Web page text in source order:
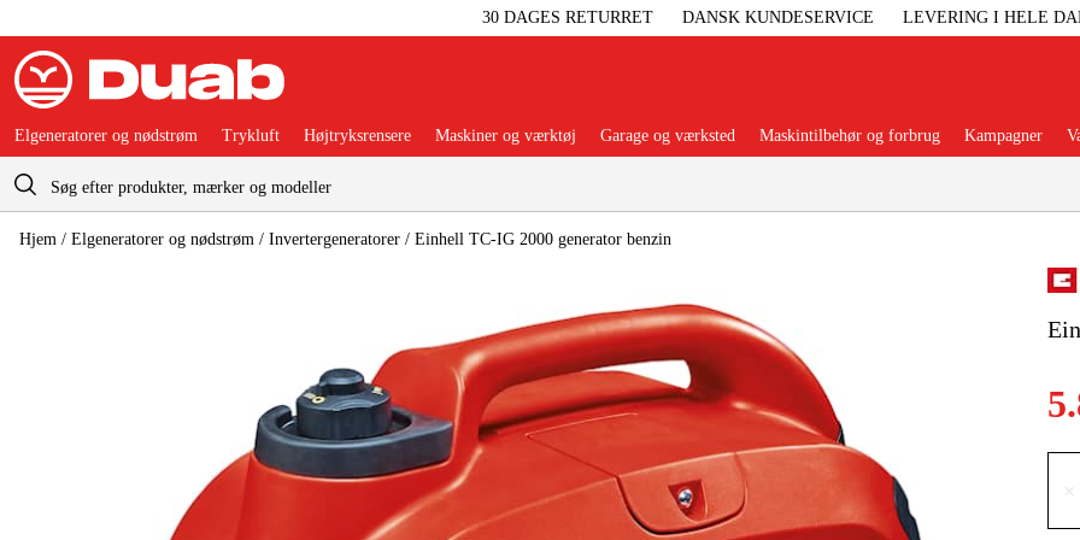
30 DAGES RETURRET DANSK KUNDESERVICE LEVERING I HELE
Indkøbskurv
Elgeneratorer og nødstrøm Trykluft Højtryksrensere Maskiner og værktøj Garage og værksted Maskintilbehør og forbrug Kampagner
Hjem / Elgeneratorer og nødstrøm / Invertergeneratorer / Einhell TC-IG 2000 generator benzin
×